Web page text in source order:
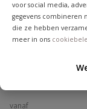
voor social media,
gegevens combineren
die ze hebben
meer in ons
PVC
Zonder stootrand
manchet | Kleur:
vanaf